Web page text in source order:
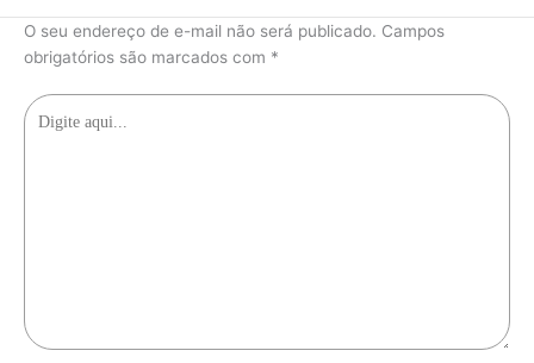
O seu endereço de e-mail não será publicado. Campos
obrigatórios são marcados com *